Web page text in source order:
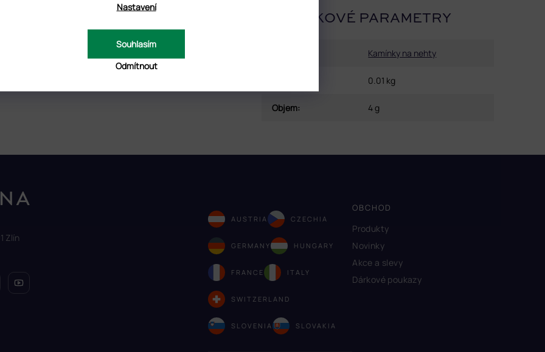
Nastavení
Odmítnout
Souhlasím
DOPLŇKOVÉ PARAMETRY
Kamínky na nehty
0.01 kg
Objem: 4 g
Zlín
AUSTRIA CZECHIA
GERMANY HUNGARY
FRANCE ITALY
SWITZERLAND
SLOVENIA SLOVAKIA
OBCHOD
Produkty
Novinky
Akce a slevy
Dárkové poukazy